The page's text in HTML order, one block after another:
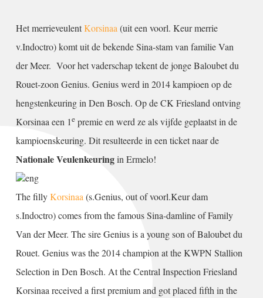
Het merrieveulentKorsinaa (uit een voorl. Keur merrie
v.Indoctro) komt uit de bekende Sina-stam van familie Van
der Meer. Voor het vaderschap tekent de jonge Baloubet du
Rouet-zoon Genius. Genius werd in 2014 kampioen op de
hengstenkeuring in Den Bosch. Op de CK Friesland ontving
Korsinaa een 1epremie en werd ze als vijfde geplaatst in de
kampioenskeuring. Dit resulteerde in een ticket naar de
Nationale Veulenkeuringin Ermelo!
The fillyKorsinaa(s.Genius, out of voorl.Keur dam
s.Indoctro) comes from the famous Sina-damline of Family
Van der Meer. The sire Genius is a young son of Baloubet du
Rouet. Genius was the 2014 champion at the KWPN Stallion
Selection in Den Bosch. At the Central Inspection Friesland
Korsinaa received a first premium and got placed fifth in the